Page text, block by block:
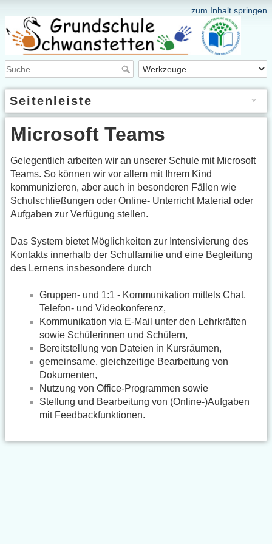
zum Inhalt springen
Seitenleiste
Microsoft Teams
Gelegentlich arbeiten wir an unserer Schule mit Microsoft
Teams. So können wir vor allem mit Ihrem Kind
kommunizieren, aber auch in besonderen Fällen wie
Schulschließungen oder Online- Unterricht Material oder
Aufgaben zur Verfügung stellen.
Das System bietet Möglichkeiten zur Intensivierung des
Kontakts innerhalb der Schulfamilie und eine Begleitung
des Lernens insbesondere durch
Gruppen- und 1:1 - Kommunikation mittels Chat,
Telefon- und Videokonferenz,
Kommunikation via E-Mail unter den Lehrkräften
sowie Schülerinnen und Schülern,
Bereitstellung von Dateien in Kursräumen,
gemeinsame, gleichzeitige Bearbeitung von
Dokumenten,
Nutzung von Office-Programmen sowie
Stellung und Bearbeitung von (Online-)Aufgaben
mit Feedbackfunktionen.